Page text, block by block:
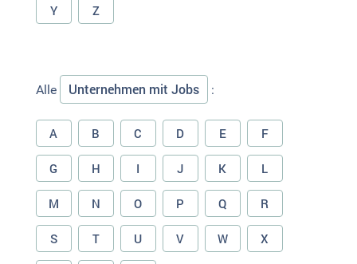
Y Z
Alle Unternehmen mit Jobs :
A B C D E F
G H I J K L
M N O P Q R
S T U V W X